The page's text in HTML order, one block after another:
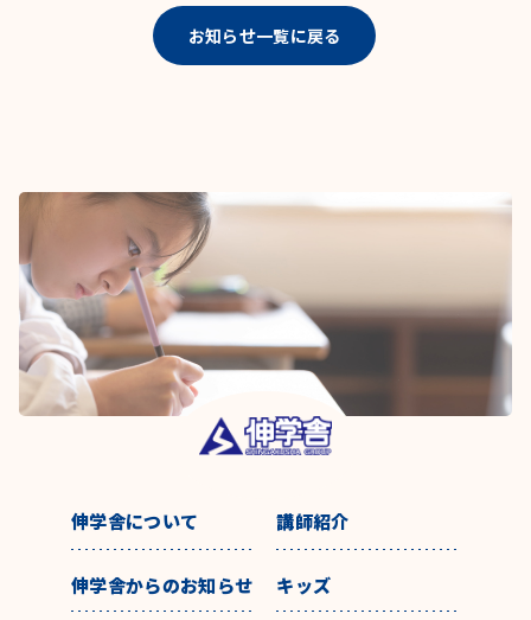
お知らせ一覧に戻る
伸学舎について 講師紹介
伸学舎からのお知らせ キッズ